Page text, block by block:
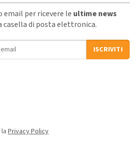
per ricevere le ultime news
di posta elettronica.
ISCRIVITI
Privacy Policy